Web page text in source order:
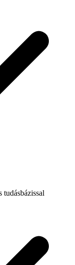
tudásbázissal